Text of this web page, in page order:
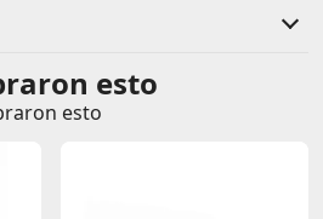
clientes
que compraron este producto
esto
esto